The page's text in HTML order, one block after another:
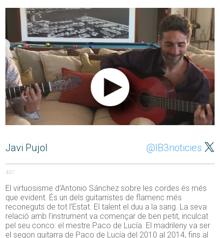
Javi Pujol @IB3noticies
407
El virtuosisme d’Antonio Sánchez sobre les cordes és més
que evident. És un dels guitarristes de flamenc més
reconeguts de tot l’Estat. El talent el duu a la sang. La seva
relació amb l’instrument va començar de ben petit, inculcat
pel seu conco: el mestre Paco de Lucía. El madrileny va ser
el segon guitarra de Paco de Lucía del 2010 al 2014, fins al